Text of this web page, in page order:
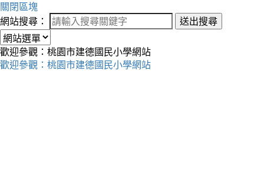
關閉區塊
網站搜尋：
送出搜尋
歡迎參觀：桃園市建德國民小學網站
歡迎參觀：桃園市建德國民小學網站